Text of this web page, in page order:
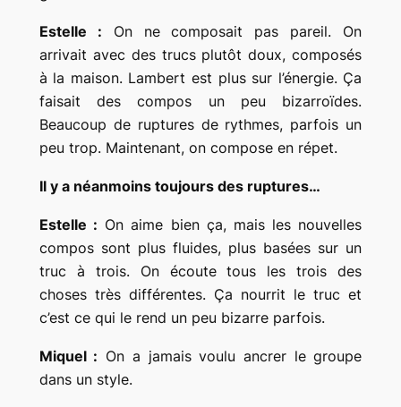
Estelle : On ne composait pas pareil. On
arrivait avec des trucs plutôt doux, composés
à la maison. Lambert est plus sur l’énergie. Ça
faisait des compos un peu bizarroïdes.
Beaucoup de ruptures de rythmes, parfois un
peu trop. Maintenant, on compose en répet.
Il y a néanmoins toujours des ruptures…
Estelle : On aime bien ça, mais les nouvelles
compos sont plus fluides, plus basées sur un
truc à trois. On écoute tous les trois des
choses très différentes. Ça nourrit le truc et
c’est ce qui le rend un peu bizarre parfois.
Miquel : On a jamais voulu ancrer le groupe
dans un style.